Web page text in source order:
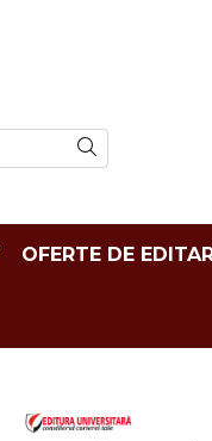
OFERTE DE